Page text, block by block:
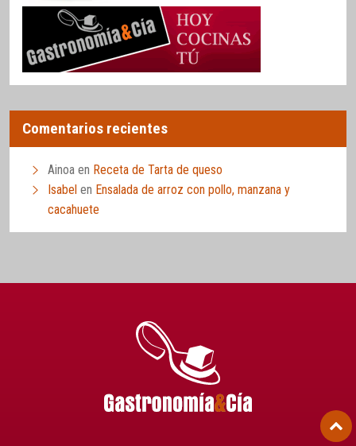
Comentarios recientes
Ainoa en Receta de Tarta de queso
Isabel en Ensalada de arroz con pollo, manzana y
cacahuete